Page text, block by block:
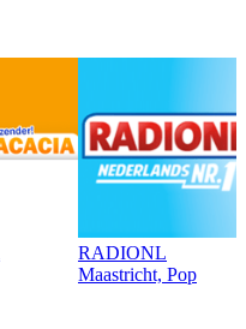
RADIONL
Maastricht, Pop